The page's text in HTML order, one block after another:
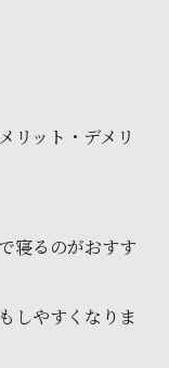
リット・デメリ
寝るのがおすす
しやすくなりま